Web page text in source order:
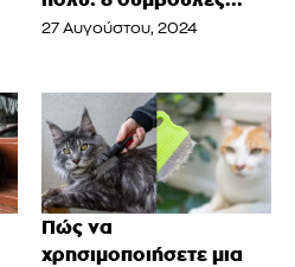
27 Αυγούστου, 2024
Πώς να
χρησιμοποιήσετε μια